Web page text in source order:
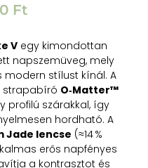
Ft
Vegy kimondottan
napszemüveg, mely
stílust kínál. A
strapabíró O‑Matter™
profilú szárakkal, így
hordható. A
Jade lencse (≈14 %
erős napfényes
a kontrasztot és